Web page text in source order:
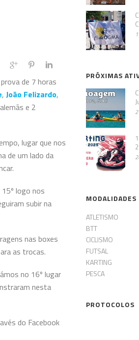
de 7 horas
, João Felizardo,
e 2
lugar que nos
de um lado da
logo nos
subir na
nas boxes
as trocas.
no 16º lugar
nesta
do Facebook
PRÓXIMAS
MODALIDADES
ATLETISMO
BTT
CICLISMO
FUTSAL
KARTING
PESCA
PROTOCOLOS